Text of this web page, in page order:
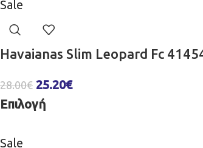
Sale
Havaianas Slim Leopard Fc
28.00€ 25.20€
Επιλογή
Sale